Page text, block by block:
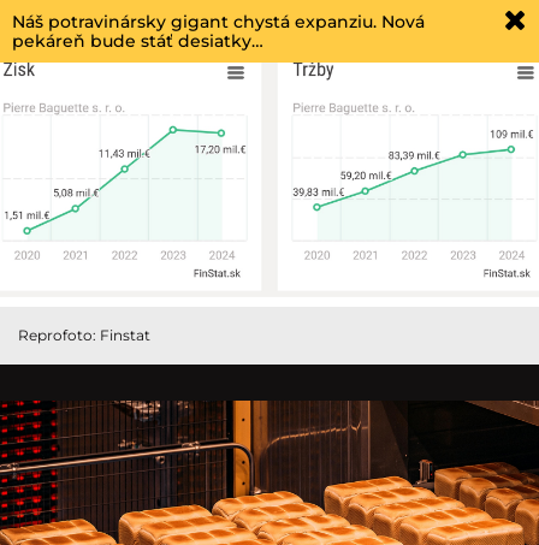
Náš potravinársky gigant chystá expanziu. Nová
pekáreň bude stáť desiatky…
Reprofoto: Finstat